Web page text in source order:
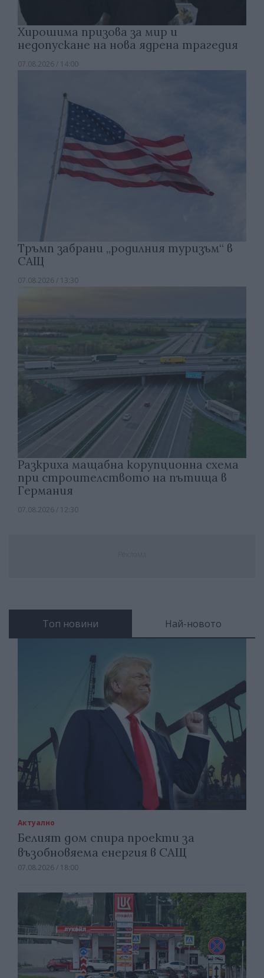
Хирошима призова за мир и
недопускане на нова ядрена трагедия
07.08.2026 / 14:00
Тръмп забрани „родилния туризъм“ в
САЩ
07.08.2026 / 13:30
Разкриха мащабна корупционна схема
при строителството на пътища в
Германия
07.08.2026 / 12:30
Топ новини Най-новото
Актуално
Белият дом спира проекти за
възобновяема енергия в САЩ
07.08.2026 / 18:00